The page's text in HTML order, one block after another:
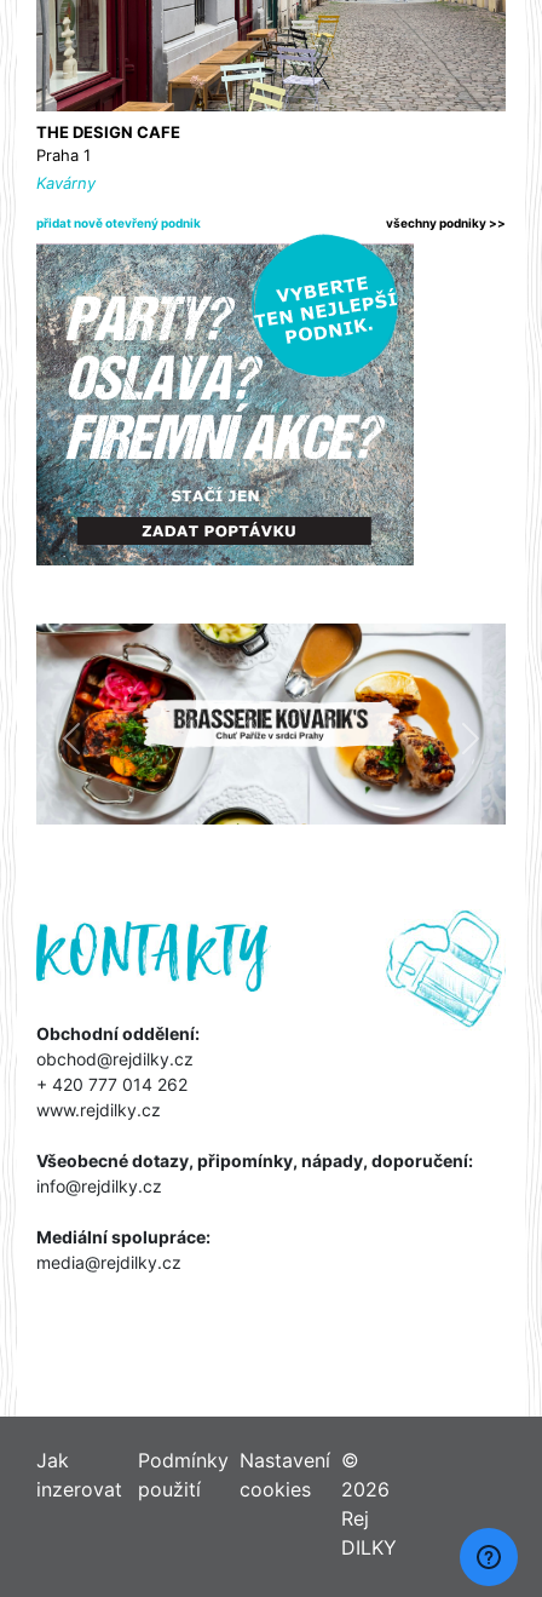
THE DESIGN CAFE
Praha 1
Kavárny
přidat nově otevřený podnik všechny podniky >>
Předchozí Další
Obchodní oddělení:
obchod@rejdilky.cz
+ 420 777 014 262
www.rejdilky.cz
Všeobecné dotazy, připomínky, nápady, doporučení:
info@rejdilky.cz
Mediální spolupráce:
media@rejdilky.cz
Jak
inzerovat
Podmínky
použití
Nastavení
cookies
©
2026
Rej
DILKY